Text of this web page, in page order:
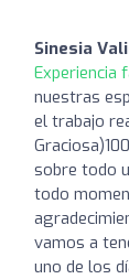
Sinesia
Experiencia
nuestras
el trabajo
sobre todo
todo
vamos a
uno de los